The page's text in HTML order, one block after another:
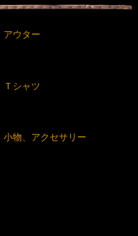
アウター
Ｔシャツ
小物、アクセサリー